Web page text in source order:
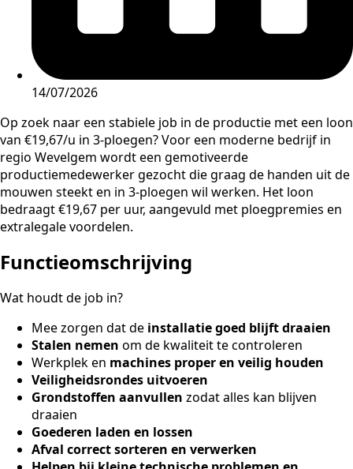
14/07/2026
Op zoek naar een stabiele job in de productie met een loon
van €19,67/u in 3-ploegen? Voor een moderne bedrijf in
regio Wevelgem wordt een gemotiveerde
productiemedewerker gezocht die graag de handen uit de
mouwen steekt en in 3-ploegen wil werken. Het loon
bedraagt €19,67 per uur, aangevuld met ploegpremies en
extralegale voordelen.
Functieomschrijving
Wat houdt de job in?
Mee zorgen dat de installatie goed blijft draaien
Stalen nemen om de kwaliteit te controleren
Werkplek en machines proper en veilig houden
Veiligheidsrondes uitvoeren
Grondstoffen aanvullen zodat alles kan blijven
draaien
Goederen laden en lossen
Afval correct sorteren en verwerken